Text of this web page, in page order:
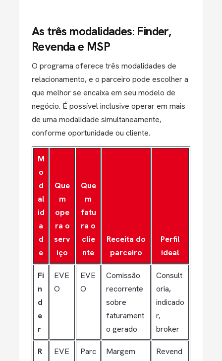
As três modalidades: Finder,
Revenda e MSP
O programa oferece três modalidades de
relacionamento, e o parceiro pode escolher a
que melhor se encaixa em seu modelo de
negócio. É possível inclusive operar em mais
de uma modalidade simultaneamente,
conforme oportunidade ou cliente.
M
o
d
al
id
a
d
e
Que
m
ope
ra o
serv
iço
Que
m
fatu
ra o
clie
nte
Receita do
parceiro
Perfil
ideal
Fi
n
d
e
r
EVE
O
EVE
O
Comissão
recorrente
sobre
faturament
o gerado
Consult
oria,
indicado
r,
broker
R
EVE
Parc
Margem
Revend